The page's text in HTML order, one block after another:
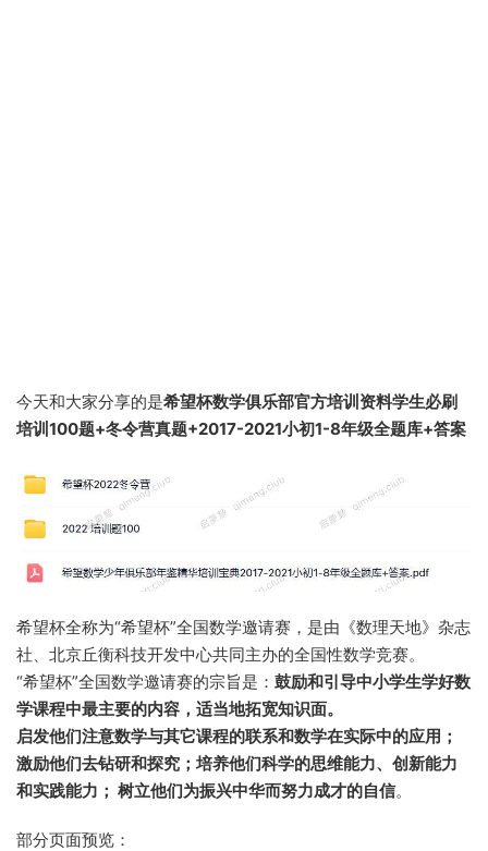
今天和大家分享的是希望杯数学俱乐部官方培训资料学生必刷
培训100题+冬令营真题+2017-2021小初1-8年级全题库+答案
希望杯全称为“希望杯”全国数学邀请赛，是由《数理天地》杂志
社、北京丘衡科技开发中心共同主办的全国性数学竞赛。
“希望杯”全国数学邀请赛的宗旨是： 鼓励和引导中小学生学好数
学课程中最主要的内容，适当地拓宽知识面。
启发他们注意数学与其它课程的联系和数学在实际中的应用；
激励他们去钻研和探究；培养他们科学的思维能力、创新能力
和实践能力； 树立他们为振兴中华而努力成才的自信。
部分页面预览：